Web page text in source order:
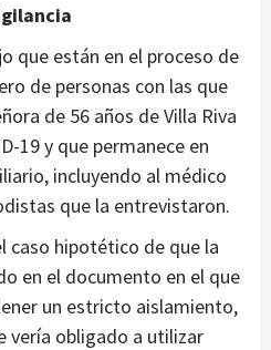
que están en el proceso de
de personas con las que
de 56 años de Villa Riva
19 y que permanece en
incluyendo al médico
que la entrevistaron.
caso hipotético de que la
en el documento en el que
un estricto aislamiento,
vería obligado a utilizar